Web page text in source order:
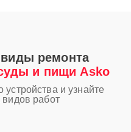
ремонта
и пищи Asko
и узнайте
видов работ